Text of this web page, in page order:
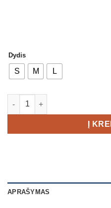
Dydis
S M L
produkto kiekis: NIKE
Į
APRAŠYMAS